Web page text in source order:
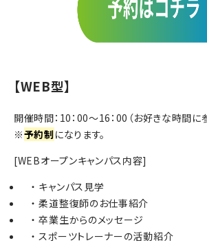
【WEB型】
開催時間：10：00～16：00（お好きな時間に
※予約制になります。
[WEBオープンキャンパス内容]
キャンパス見学
柔道整復師のお仕事紹介
卒業生からのメッセージ
スポーツトレーナーの活動紹介